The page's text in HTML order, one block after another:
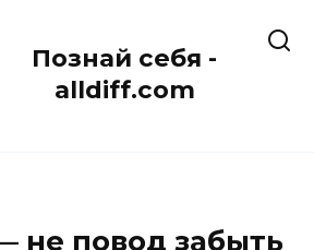
Познай себя -
alldiff.com
не повод забыть